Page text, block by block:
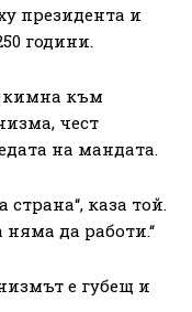
президента и
години.
кимна към
чест
на мандата.
каза той.
няма да работи.“
е губещ и